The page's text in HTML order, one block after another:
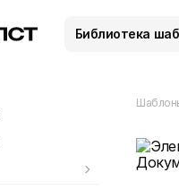
Библиотека